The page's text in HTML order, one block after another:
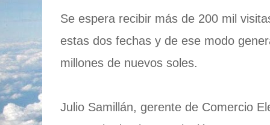
Se espera recibir más de 200 mil
estas dos fechas y de ese modo
millones de nuevos soles.
Julio Samillán, gerente de Comercio